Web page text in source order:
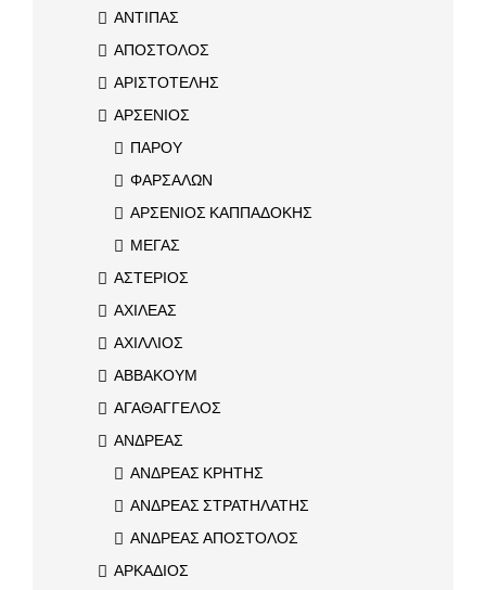
ΑΝΤΙΠΑΣ
ΑΠΟΣΤΟΛΟΣ
ΑΡΙΣΤΟΤΕΛΗΣ
ΑΡΣΕΝΙΟΣ
ΠΑΡΟΥ
ΦΑΡΣΑΛΩΝ
ΑΡΣΕΝΙΟΣ ΚΑΠΠΑΔΟΚΗΣ
ΜΕΓΑΣ
ΑΣΤΕΡΙΟΣ
ΑΧΙΛΕΑΣ
ΑΧΙΛΛΙΟΣ
ΑΒΒΑΚΟΥΜ
ΑΓΑΘΑΓΓΕΛΟΣ
ΑΝΔΡΕΑΣ
ΑΝΔΡΕΑΣ ΚΡΗΤΗΣ
ΑΝΔΡΕΑΣ ΣΤΡΑΤΗΛΑΤΗΣ
ΑΝΔΡΕΑΣ ΑΠΟΣΤΟΛΟΣ
ΑΡΚΑΔΙΟΣ